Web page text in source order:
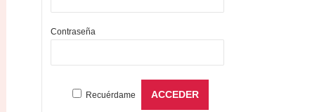
Contraseña
Recuérdame